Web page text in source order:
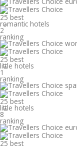
25 best
romantic hotels
2°
ranking
25 best
little hotels
1°
ranking
25 best
little hotels
8°
ranking
25 best